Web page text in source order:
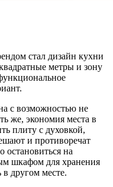
стал дизайн кухни
метры и зону
с возможностью не
же, экономия места в
плиту с духовкой,
и противоречат
остановиться на
шкафом для хранения
другом месте.